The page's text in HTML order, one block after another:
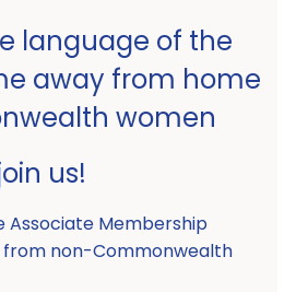
language of the
away from home
women
us!
Associate Membership
non-Commonwealth